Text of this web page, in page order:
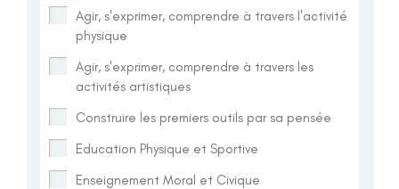
Agir, s'exprimer, comprendre à travers l'activité
physique
Agir, s'exprimer, comprendre à travers les
activités artistiques
Construire les premiers outils par sa pensée
Education Physique et Sportive
Enseignement Moral et Civique